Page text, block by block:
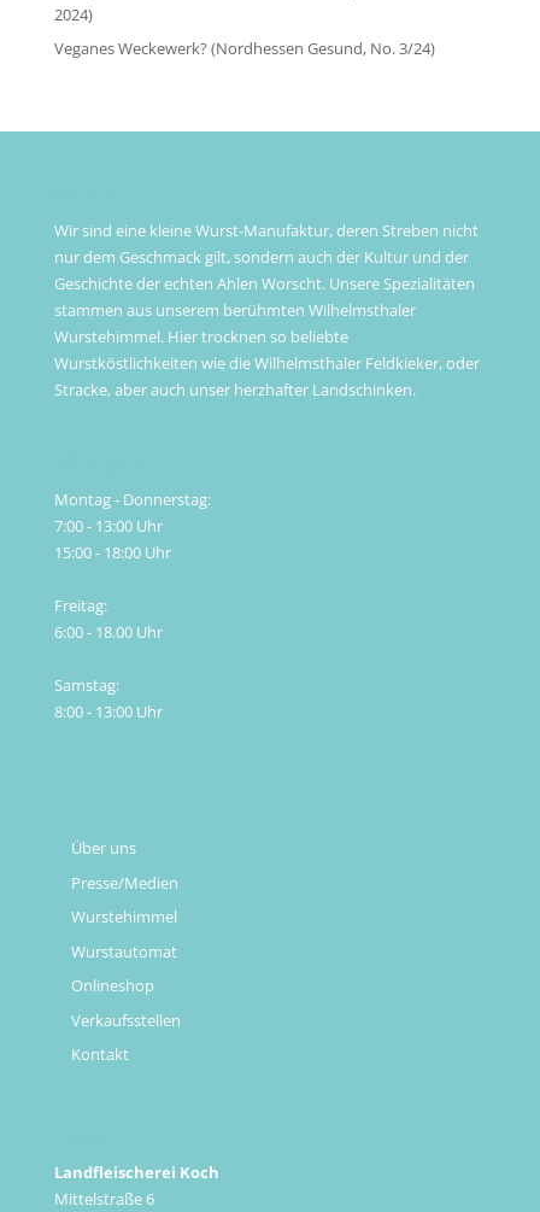
2024)
Veganes Weckewerk? (Nordhessen Gesund, No. 3/24)
Wir sind eine kleine Wurst-Manufaktur, deren Streben nicht
nur dem Geschmack gilt, sondern auch der Kultur und der
Geschichte der echten Ahlen Worscht. Unsere Spezialitäten
stammen aus unserem berühmten Wilhelmsthaler
Wurstehimmel. Hier trocknen so beliebte
Wurstköstlichkeiten wie die Wilhelmsthaler Feldkieker, oder
Stracke, aber auch unser herzhafter Landschinken.
Montag - Donnerstag:
7:00 - 13:00 Uhr
15:00 - 18:00 Uhr
Freitag:
6:00 - 18.00 Uhr
Samstag:
8:00 - 13:00 Uhr
Über uns
Presse/Medien
Wurstehimmel
Wurstautomat
Onlineshop
Verkaufsstellen
Kontakt
Landfleischerei Koch
Mittelstraße 6